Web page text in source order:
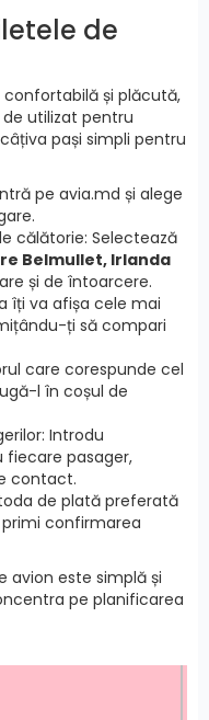
de
și plăcută,
utilizat pentru
pași simpli pentru
pe avia.md și alege
călătorie: Selectează
Belmullet, Irlanda
și de întoarcere.
îți va afișa cele mai
ți să compari
care corespunde cel
l în coșul de
Introdu
pasager,
contact.
de plată preferată
primi confirmarea
avion este simplă și
pe planificarea